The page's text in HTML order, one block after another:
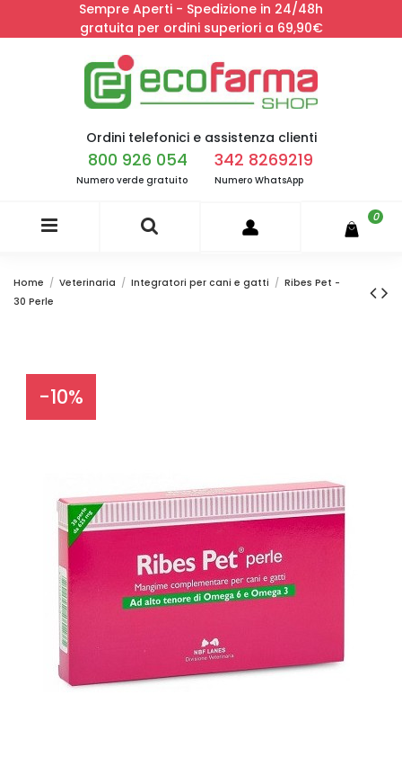
Sempre Aperti - Spedizione in 24/48h
gratuita per ordini superiori a 69,90€
Ordini telefonici e assistenza clienti
800 926 054
Numero verde gratuito
342 8269219
Numero WhatsApp
0
Home Veterinaria Integratori per cani e gatti
Ribes Pet -
30 Perle
-10%